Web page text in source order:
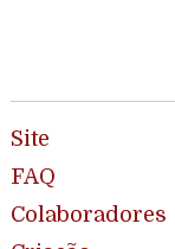
Site
FAQ
Colaboradores